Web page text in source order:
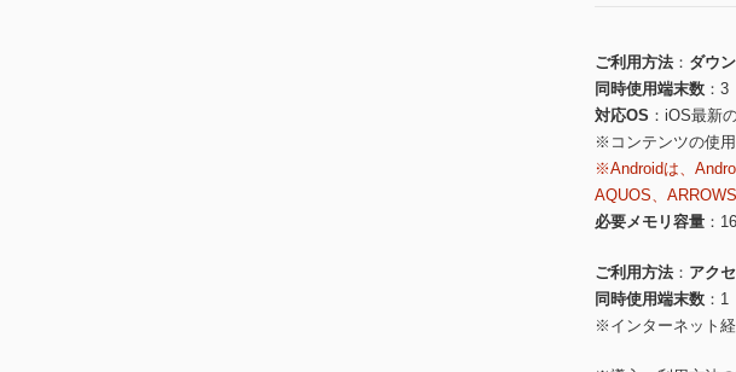
ご利用方法
ダウ
同時使用端末数
3
対応OS
iOS最新
※コンテンツの使
※Androidは、
AQUOS、
必要メモリ容量
ご利用方法
アク
同時使用端末数
1
※インターネット